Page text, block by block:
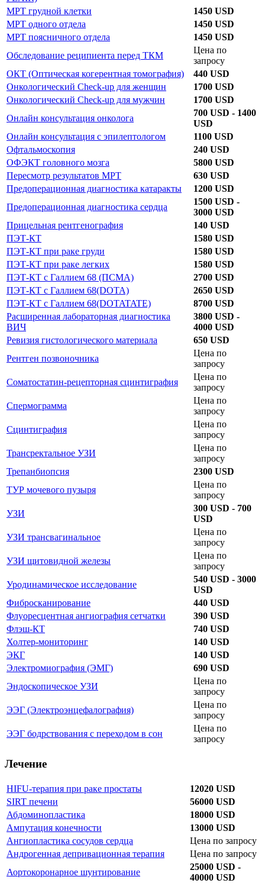
МРТ грудной клетки
1450 USD
МРТ одного отдела
1450 USD
МРТ поясничного отдела
1450 USD
Обследование реципиента перед ТКМ
Цена по
запросу
ОКТ (Оптическая когерентная томография)
440 USD
Онкологический Check-up для женщин
1700 USD
Онкологический Check-up для мужчин
1700 USD
Онлайн консультация онколога
700 USD - 1400
USD
Онлайн консультация с эпилептологом
1100 USD
Офтальмоскопия
240 USD
ОФЭКТ головного мозга
5800 USD
Пересмотр результатов МРТ
630 USD
Предоперационная диагностика катаракты
1200 USD
Предоперационная диагностика сердца
1500 USD -
3000 USD
Прицельная рентгенография
140 USD
ПЭТ-КТ
1580 USD
ПЭТ-КТ при раке груди
1580 USD
ПЭТ-КТ при раке легких
1580 USD
ПЭТ-КТ с Галлием 68 (ПСМА)
2700 USD
ПЭТ-КТ с Галлием 68(DOTA)
2650 USD
ПЭТ-КТ с Галлием 68(DOTATATE)
8700 USD
Расширенная лабораторная диагностика
ВИЧ
3800 USD -
4000 USD
Ревизия гистологического материала
650 USD
Рентген позвоночника
Цена по
запросу
Соматостатин-рецепторная сцинтиграфия
Цена по
запросу
Спермограмма
Цена по
запросу
Сцинтиграфия
Цена по
запросу
Трансректальное УЗИ
Цена по
запросу
Трепанбиопсия
2300 USD
ТУР мочевого пузыря
Цена по
запросу
УЗИ
300 USD - 700
USD
УЗИ трансвагинальное
Цена по
запросу
УЗИ щитовидной железы
Цена по
запросу
Уродинамическое исследование
540 USD - 3000
USD
Фибросканирование
440 USD
Флуоресцентная ангиография сетчатки
390 USD
Флэш-КТ
740 USD
Холтер-мониторинг
140 USD
ЭКГ
140 USD
Электромиография (ЭМГ)
690 USD
Эндоскопическое УЗИ
Цена по
запросу
ЭЭГ (Электроэнцефалография)
Цена по
запросу
ЭЭГ бодрствования с переходом в сон
Цена по
запросу
Лечение
HIFU-терапия при раке простаты
12020 USD
SIRT печени
56000 USD
Абдоминопластика
18000 USD
Ампутация конечности
13000 USD
Ангиопластика сосудов сердца
Цена по запросу
Андрогенная депривационная терапия
Цена по запросу
Аортокоронарное шунтирование
25000 USD -
40000 USD